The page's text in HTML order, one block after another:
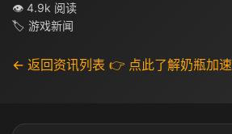
👁 4.9k 阅读
🏷 游戏新闻
← 返回资讯列表 👉 点此了解奶瓶加